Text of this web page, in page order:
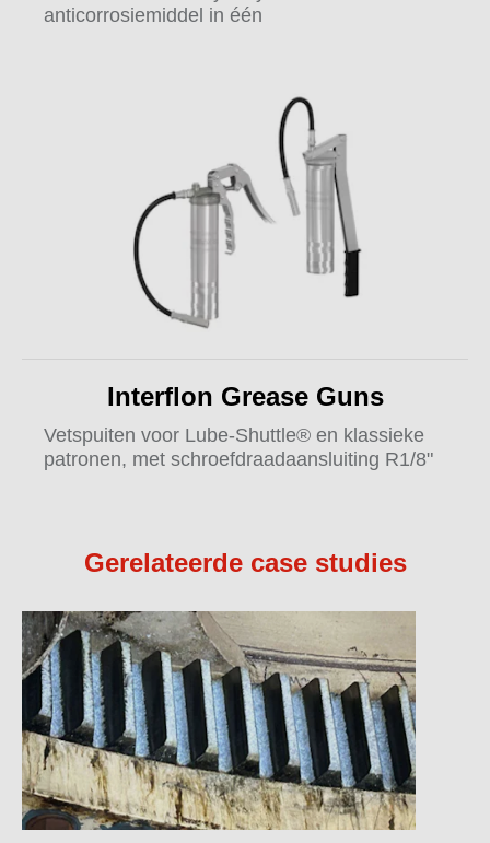
anticorrosiemiddel in één
Interflon Grease Guns
Vetspuiten voor Lube-Shuttle® en klassieke
patronen, met schroefdraadaansluiting R1/8"
Gerelateerde case studies